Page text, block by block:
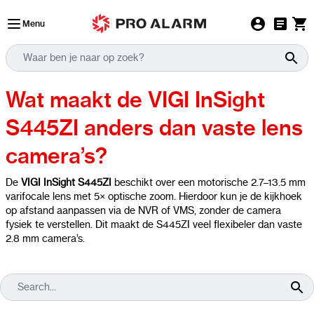
Menu
Wat maakt de VIGI InSight
S445ZI anders dan vaste lens
camera’s?
De VIGI InSight S445ZI beschikt over een motorische 2.7–13.5 mm
varifocale lens met 5× optische zoom. Hierdoor kun je de kijkhoek
op afstand aanpassen via de NVR of VMS, zonder de camera
fysiek te verstellen. Dit maakt de S445ZI veel flexibeler dan vaste
2.8 mm camera’s.